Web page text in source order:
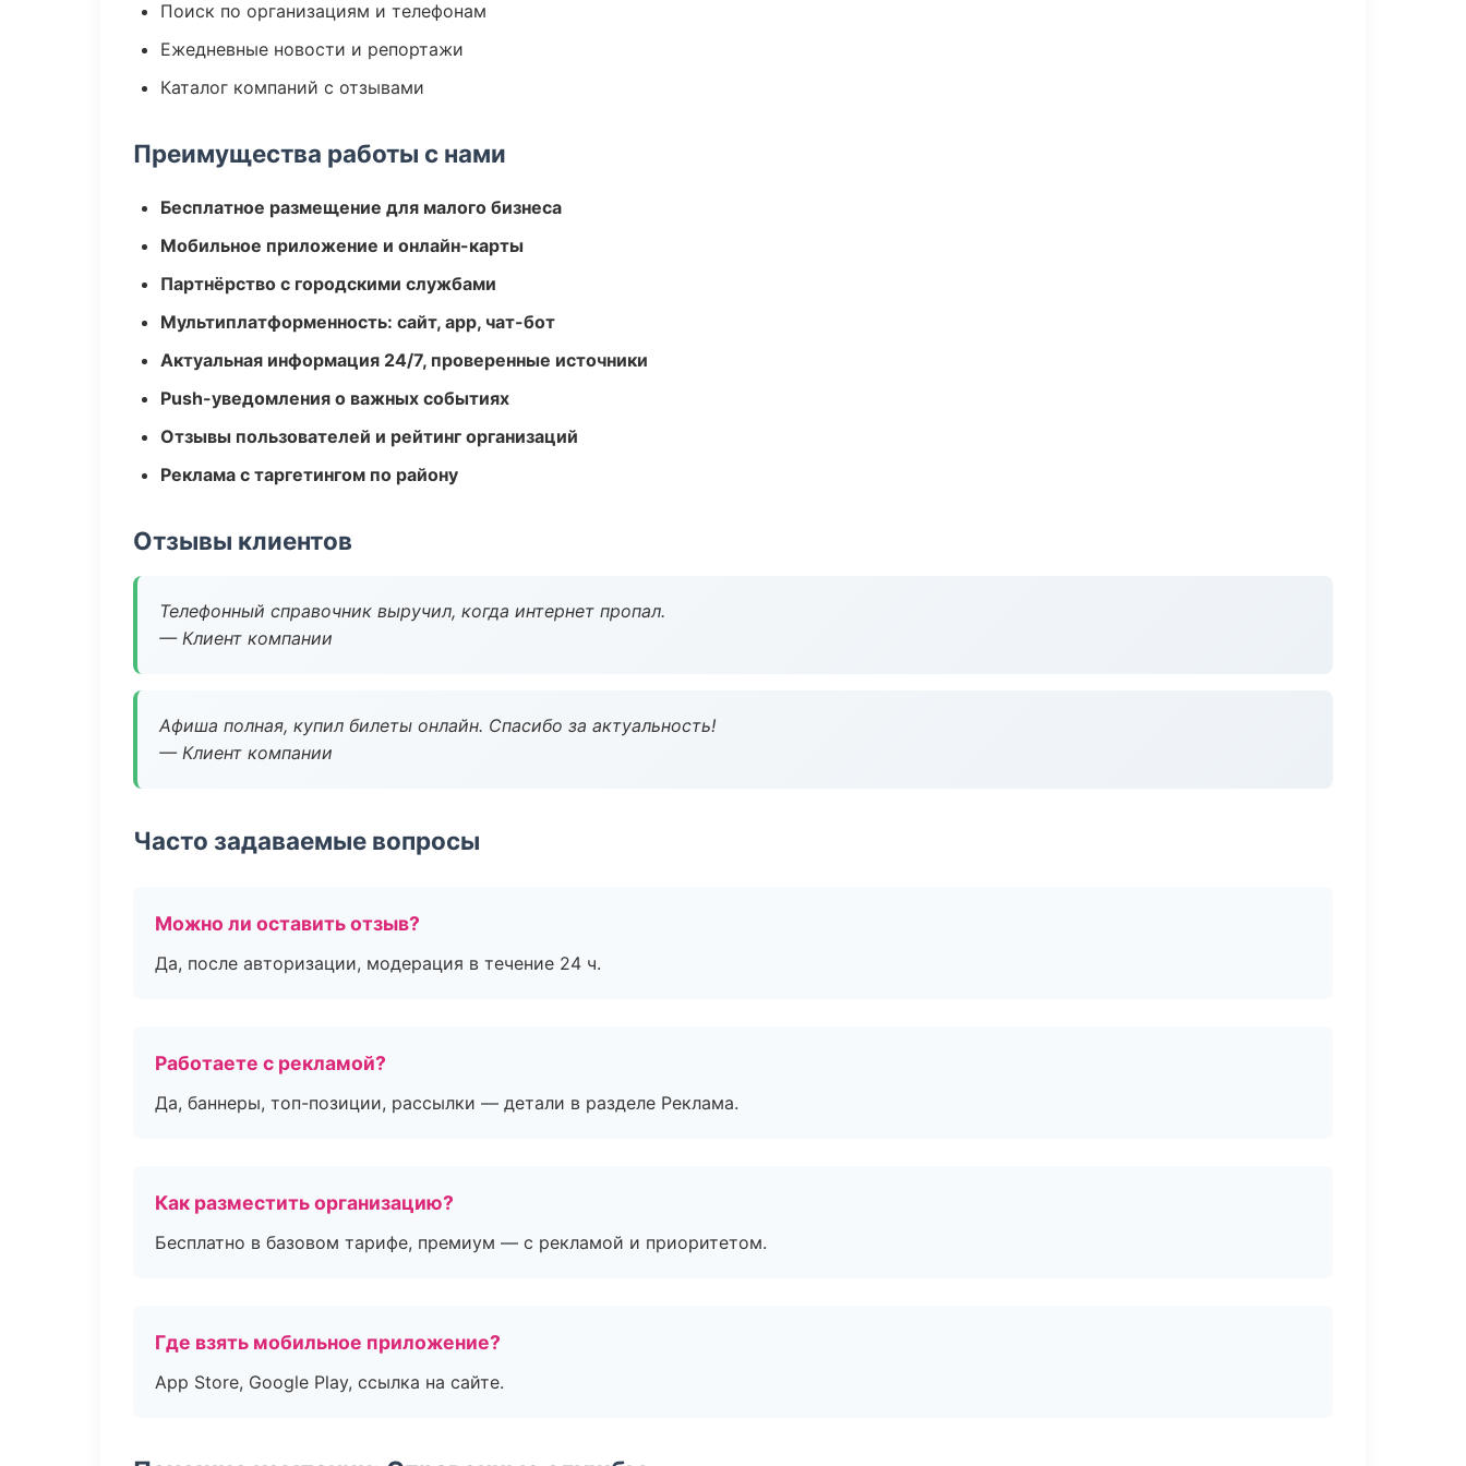
Поиск по организациям и телефонам
Ежедневные новости и репортажи
Каталог компаний с отзывами
Преимущества работы с нами
Бесплатное размещение для малого бизнеса
Мобильное приложение и онлайн-карты
Партнёрство с городскими службами
Мультиплатформенность: сайт, app, чат-бот
Актуальная информация 24/7, проверенные источники
Push-уведомления о важных событиях
Отзывы пользователей и рейтинг организаций
Реклама с таргетингом по району
Отзывы клиентов
Телефонный справочник выручил, когда интернет пропал.
— Клиент компании
Афиша полная, купил билеты онлайн. Спасибо за актуальность!
— Клиент компании
Часто задаваемые вопросы
Можно ли оставить отзыв?
Да, после авторизации, модерация в течение 24 ч.
Работаете с рекламой?
Да, баннеры, топ-позиции, рассылки — детали в разделе Реклама.
Как разместить организацию?
Бесплатно в базовом тарифе, премиум — с рекламой и приоритетом.
Где взять мобильное приложение?
App Store, Google Play, ссылка на сайте.